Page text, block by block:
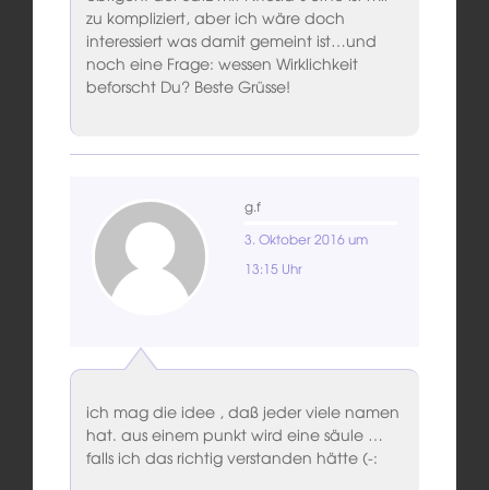
zu kompliziert, aber ich wäre doch
interessiert was damit gemeint ist…und
noch eine Frage: wessen Wirklichkeit
beforscht Du? Beste Grüsse!
g.f
3. Oktober 2016 um
13:15 Uhr
ich mag die idee , daß jeder viele namen
hat. aus einem punkt wird eine säule …
falls ich das richtig verstanden hätte (-: